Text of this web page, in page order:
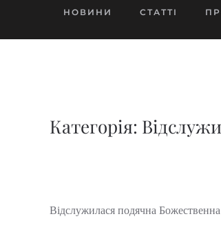
НОВИНИ СТАТТІ
Категорія:
Відслужилася подячна Божественна